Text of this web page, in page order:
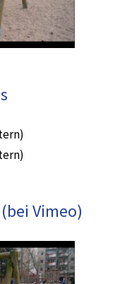
Vimeo)